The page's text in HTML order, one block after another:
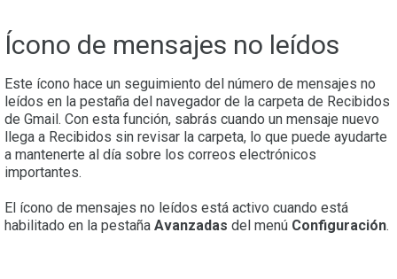
Ícono de mensajes no leídos
Este ícono hace un seguimiento del número de mensajes no
leídos en la pestaña del navegador de la carpeta de Recibidos
de Gmail. Con esta función, sabrás cuando un mensaje nuevo
llega a Recibidos sin revisar la carpeta, lo que puede ayudarte
a mantenerte al día sobre los correos electrónicos
importantes.
El ícono de mensajes no leídos está activo cuando está
habilitado en la pestaña Avanzadas del menú Configuración.